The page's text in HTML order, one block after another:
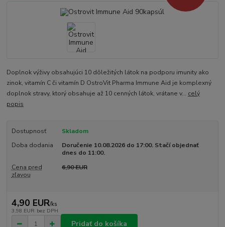
Doplnok výživy obsahujúci 10 dôležitých látok na podporu imunity ako
zinok, vitamín C či vitamín D OstroVit Pharma Immune Aid je komplexný
doplnok stravy, ktorý obsahuje až 10 cenných látok, vrátane v... celý
popis
Dostupnosť
Skladom
Doba dodania
Doručenie 10.08.2026 do 17:00. Stačí objednať
dnes do 11:00.
Cena pred
zľavou
6,90 EUR
4,90 EUR/ks
3,98 EUR bez DPH
Pridať do košíka